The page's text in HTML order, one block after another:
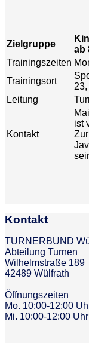
Zielgruppe
ab
Trainingszeiten
Trainingsort
Leitung
Kontakt
ist
Kontakt
TURNERBUND
Abteilung Turnen
Wilhelmstraße 189
42489 Wülfrath
Öffnungszeiten
Mo. 10:00-12:00
Mi. 10:00-12:00 Uhr